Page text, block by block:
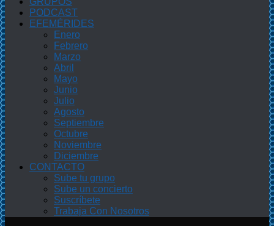
PODCAST
EFEMÉRIDES
Enero
Febrero
Marzo
Abril
Mayo
Junio
Julio
Agosto
Septiembre
Octubre
Noviembre
Diciembre
CONTACTO
Sube tu grupo
Sube un concierto
Suscríbete
Trabaja Con Nosotros